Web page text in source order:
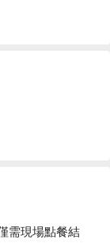
需現場點餐結